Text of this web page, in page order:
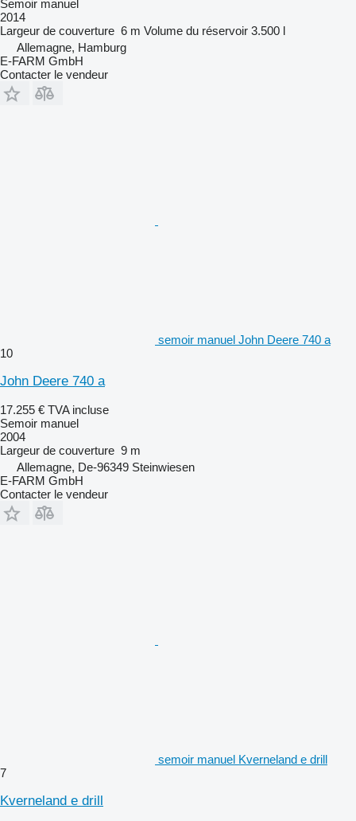
Semoir manuel
2014
Largeur de couverture 6 m Volume du réservoir 3.500 l
Allemagne, Hamburg
E-FARM GmbH
Contacter le vendeur
semoir manuel John Deere 740 a
10
John Deere 740 a
17.255 € TVA incluse
Semoir manuel
2004
Largeur de couverture 9 m
Allemagne, De-96349 Steinwiesen
E-FARM GmbH
Contacter le vendeur
semoir manuel Kverneland e drill
7
Kverneland e drill